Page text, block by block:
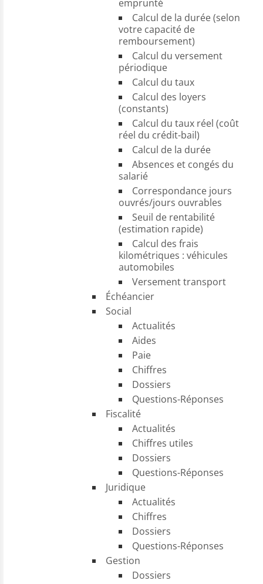
emprunté
Calcul de la durée (selon
votre capacité de
remboursement)
Calcul du versement
périodique
Calcul du taux
Calcul des loyers
(constants)
Calcul du taux réel (coût
réel du crédit-bail)
Calcul de la durée
Absences et congés du
salarié
Correspondance jours
ouvrés/jours ouvrables
Seuil de rentabilité
(estimation rapide)
Calcul des frais
kilométriques : véhicules
automobiles
Versement transport
Échéancier
Social
Actualités
Aides
Paie
Chiffres
Dossiers
Questions-Réponses
Fiscalité
Actualités
Chiffres utiles
Dossiers
Questions-Réponses
Juridique
Actualités
Chiffres
Dossiers
Questions-Réponses
Gestion
Dossiers